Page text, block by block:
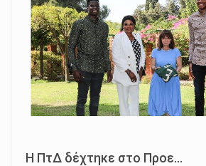
Η ΠτΔ δέχτηκε στο Προε...